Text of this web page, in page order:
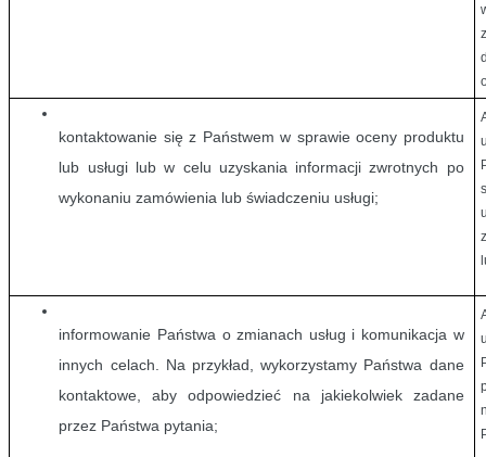
kontaktowanie się z Państwem w sprawie oceny produktu
lub usługi lub w celu uzyskania informacji zwrotnych po
wykonaniu zamówienia lub świadczeniu usługi;
informowanie Państwa o zmianach usług i komunikacja w
innych celach. Na przykład, wykorzystamy Państwa dane
kontaktowe, aby odpowiedzieć na jakiekolwiek zadane
przez Państwa pytania;